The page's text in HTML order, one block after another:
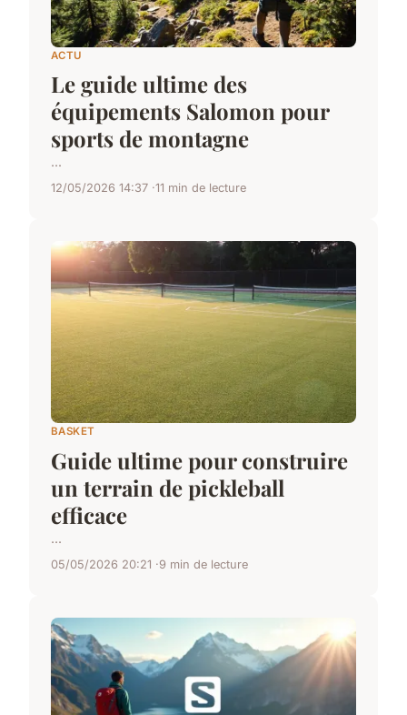
ACTU
Le guide ultime des
équipements Salomon pour
sports de montagne
...
12/05/2026 14:37 11 min de lecture
BASKET
Guide ultime pour construire
un terrain de pickleball
efficace
...
05/05/2026 20:21 9 min de lecture